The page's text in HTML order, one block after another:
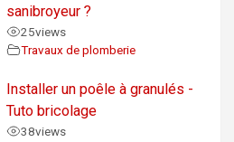
sanibroyeur ?
25views
Travaux de plomberie
Installer un poêle à granulés -
Tuto bricolage
38views